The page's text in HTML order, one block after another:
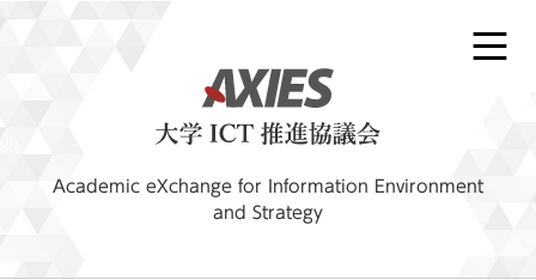
Academic eXchange for Information Environment
and Strategy